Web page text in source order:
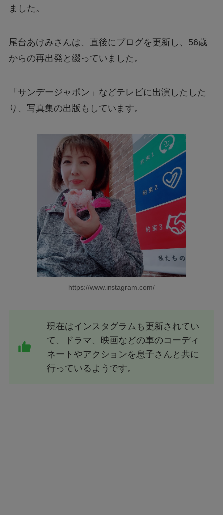
ました。
尾台あけみさんは、直後にブログを更新し、56歳
からの再出発と綴っていました。
「サンデージャポン」などテレビに出演したした
り、写真集の出版もしています。
https://www.instagram.com/
現在はインスタグラムも更新されてい
て、ドラマ、映画などの車のコーディ
ネートやアクションを息子さんと共に
行っているようです。